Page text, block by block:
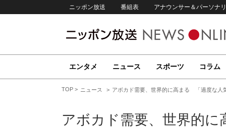
ニッポン放送 番組表 アナウンサー＆パーソナ
エンタメ ニュース スポーツ コラム
TOP ニュース アボカド需要、世界的に高まる 「過度な人
アボカド需要、世界的